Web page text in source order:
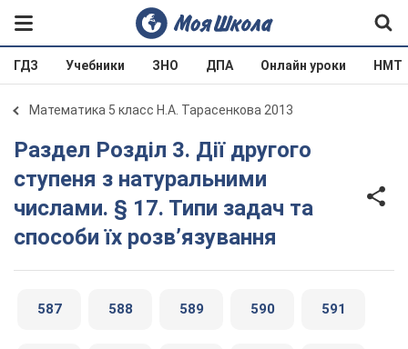
ГДЗ Учебники ЗНО ДПА Онлайн уроки НМТ
Математика 5 класс Н.А. Тарасенкова 2013
Раздел Розділ 3. Дії другого
ступеня з натуральними
числами. § 17. Типи задач та
способи їх розв’язування
587 588 589 590 591